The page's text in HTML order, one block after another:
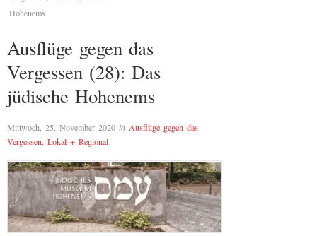
Hohenems
Ausflüge gegen das
Vergessen (28): Das
jüdische Hohenems
Mittwoch, 25. November 2020 in Ausflüge gegen das
Vergessen Lokal + Regional